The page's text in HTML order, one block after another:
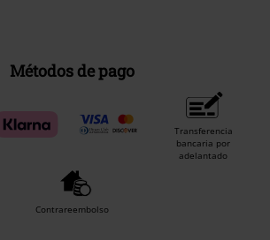
Métodos de pago
Transferencia
bancaria por
adelantado
Contrareembolso